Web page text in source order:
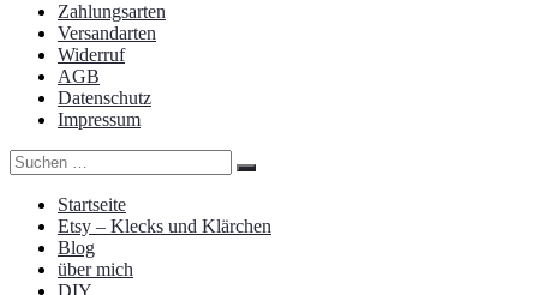
Zahlungsarten
Versandarten
Widerruf
AGB
Datenschutz
Impressum
Startseite
Etsy – Klecks und Klärchen
Blog
über mich